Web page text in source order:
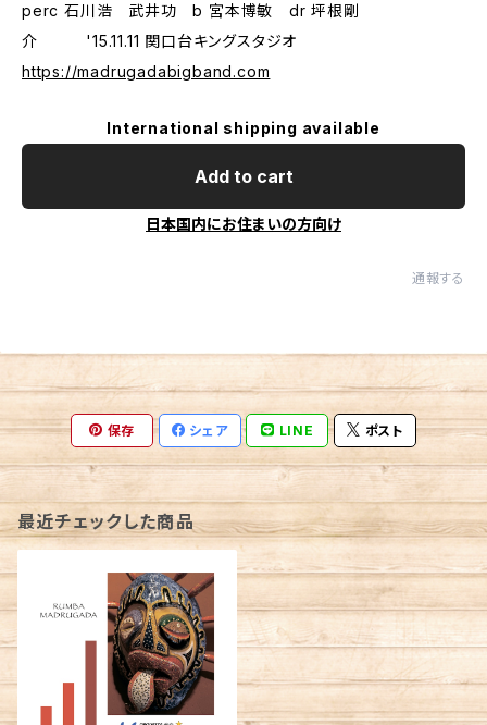
perc 石川浩 武井功 b 宮本博敏 dr 坪根剛
介 '15.11.11 関口台キングスタジオ
https://madrugadabigband.com
International shipping available
Add to cart
日本国内にお住まいの方向け
通報する
保存 シェア LINE ポスト
最近チェックした商品